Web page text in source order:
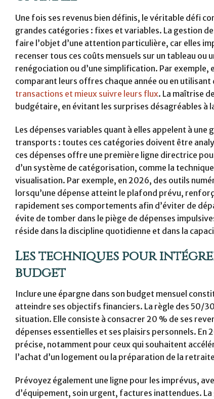
Une fois ses revenus bien définis, le véritable défi
grandes catégories : fixes et variables. La gestion
faire l’objet d’une attention particulière, car elles
recenser tous ces coûts mensuels sur un tableau
renégociation ou d’une simplification. Par
comparant leurs offres chaque année ou en
transactions et mieux suivre leurs flux. La maîtrise
budgétaire, en évitant les surprises désagréables à
Les dépenses variables quant à elles appelent à
transports : toutes ces catégories doivent être
ces dépenses offre une première ligne directrice
d’un système de catégorisation, comme la
visualisation. Par exemple, en 2026, des outils
lorsqu’une dépense atteint le plafond prévu,
rapidement ses comportements afin d’éviter de
évite de tomber dans le piège de dépenses
réside dans la discipline quotidienne et dans la
Les techniques pour
budget
Inclure une épargne dans son budget mensuel
atteindre ses objectifs financiers. La règle des 50/
situation. Elle consiste à consacrer 20 % de ses
dépenses essentielles et ses plaisirs personnels.
précise, notamment pour ceux qui souhaitent
l’achat d’un logement ou la préparation de la
Prévoyez également une ligne pour les imprévus,
d’équipement, soin urgent, factures inattendues.